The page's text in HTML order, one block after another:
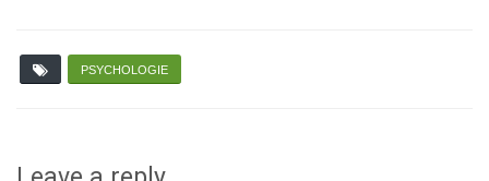
PSYCHOLOGIE